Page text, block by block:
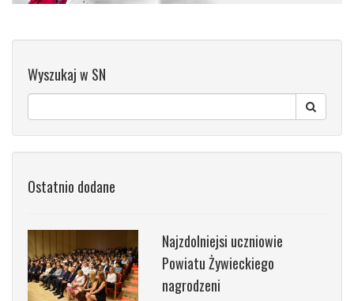
Wyszukaj w SN
Ostatnio dodane
Najzdolniejsi uczniowie
Powiatu Żywieckiego
nagrodzeni